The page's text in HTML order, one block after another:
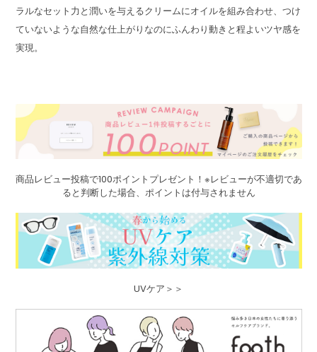
ラルなセット力と潤いを与えるクリームにオイルを組み合わせ、つけ
ていないような自然な仕上がりなのにふんわり動きと程よいツヤ感を
実現。
商品レビュー投稿で100ポイントプレゼント！※レビューが不適切であ
ると判断した場合、ポイントは付与されません
UVケア＞＞